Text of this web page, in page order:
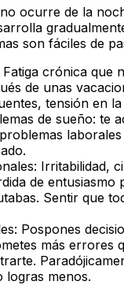
ocurre de la
son fáciles de
Fatiga crónica que
de unas
tensión en
de sueño: te
Irritabilidad,
de entusiasmo
Sentir que
Pospones
más errores
logras menos.